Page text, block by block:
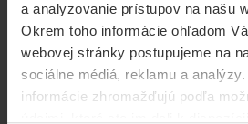
a analyzovanie prístupov na našu
Okrem toho informácie ohľadom
webovej stránky postupujeme na
sociálne médiá, reklamu a
informácie zhromažďujú podľa